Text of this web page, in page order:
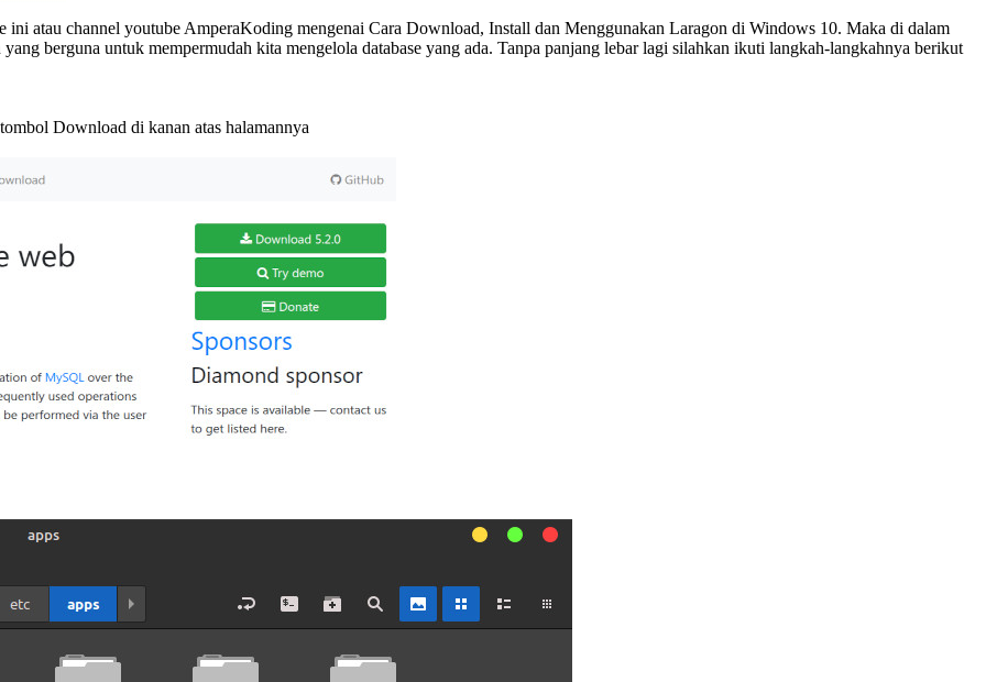
atau channel youtube AmperaKoding mengenai Cara Download, Install dan Menggunakan Laragon di Windows 10. Maka di dalam
berguna untuk mempermudah kita mengelola database yang ada. Tanpa panjang lebar lagi silahkan ikuti langkah-langkahnya berikut
Download di kanan atas halamannya